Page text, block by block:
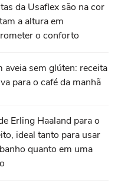
da Usaflex são na cor
a altura em
o conforto
aveia sem glúten: receita
para o café da manhã
Erling Haaland para o
ideal tanto para usar
quanto em uma